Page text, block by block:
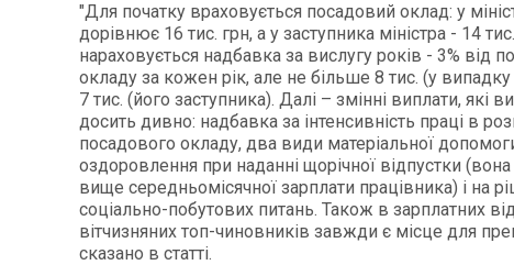
"Для початку враховується посадовий оклад: у
дорівнює 16 тис. грн, а у заступника міністра - 14
нараховується надбавка за вислугу років - 3% від
окладу за кожен рік, але не більше 8 тис. (у випадку
7 тис. (його заступника). Далі – змінні виплати, які
досить дивно: надбавка за інтенсивність праці в
посадового окладу, два види матеріальної
оздоровлення при наданні щорічної відпустки
вище середньомісячної зарплати працівника) і на
соціально-побутових питань. Також в зарплатних
вітчизняних топ-чиновників завжди є місце для
сказано в статті.